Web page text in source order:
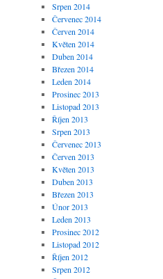
Srpen 2014
Červenec 2014
Červen 2014
Květen 2014
Duben 2014
Březen 2014
Leden 2014
Prosinec 2013
Listopad 2013
Říjen 2013
Srpen 2013
Červenec 2013
Červen 2013
Květen 2013
Duben 2013
Březen 2013
Únor 2013
Leden 2013
Prosinec 2012
Listopad 2012
Říjen 2012
Srpen 2012